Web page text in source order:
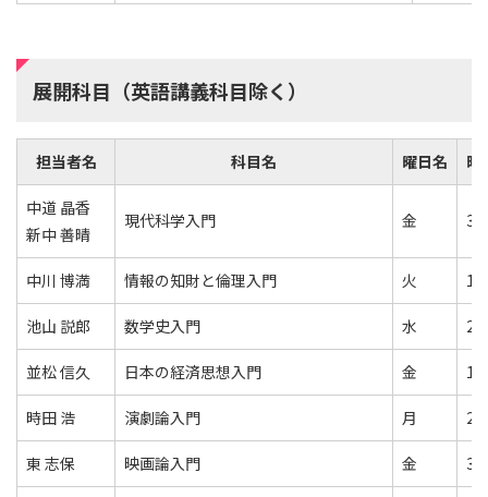
展開科目（英語講義科目除く）
担当者名 科目名 曜日名 時
中道 晶香
新中 善晴
現代科学入門 金 3
中川 博満 情報の知財と倫理入門 火 1
池山 説郎 数学史入門 水 2
並松 信久 日本の経済思想入門 金 1
時田 浩 演劇論入門 月 2
東 志保 映画論入門 金 3